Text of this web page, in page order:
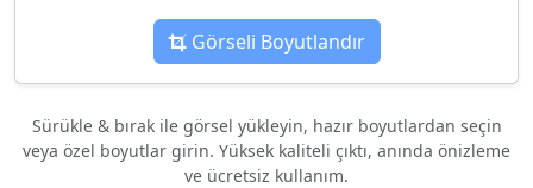
Görseli Boyutlandır
Sürükle & bırak ile görsel yükleyin, hazır boyutlardan seçin
veya özel boyutlar girin. Yüksek kaliteli çıktı, anında önizleme
ve ücretsiz kullanım.